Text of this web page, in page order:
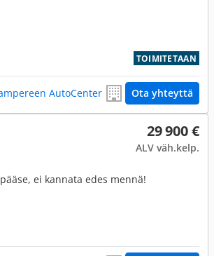
TOIMITETAAN
AutoCenter Ota yhteyttä
29 900 €
ALV väh.kelp.
ei kannata edes mennä!